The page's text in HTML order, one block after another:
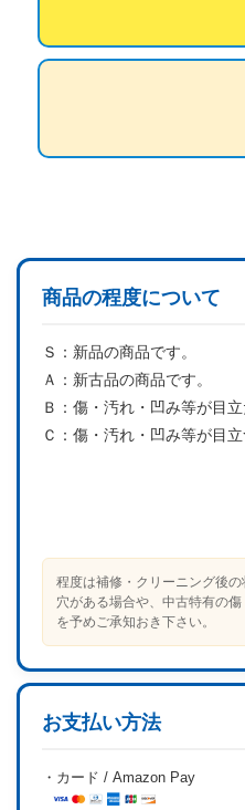
商品の程度について
Ｓ： 新品の商品です。
Ａ： 新古品の商品です。
Ｂ： 傷・汚れ・凹み等が目立
Ｃ： 傷・汚れ・凹み等が目立
程度は補修・クリーニング後
穴がある場合や、中古特有の
を予めご承知おき下さい。
お支払い方法
・カード / Amazon Pay